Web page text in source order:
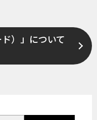
）」について